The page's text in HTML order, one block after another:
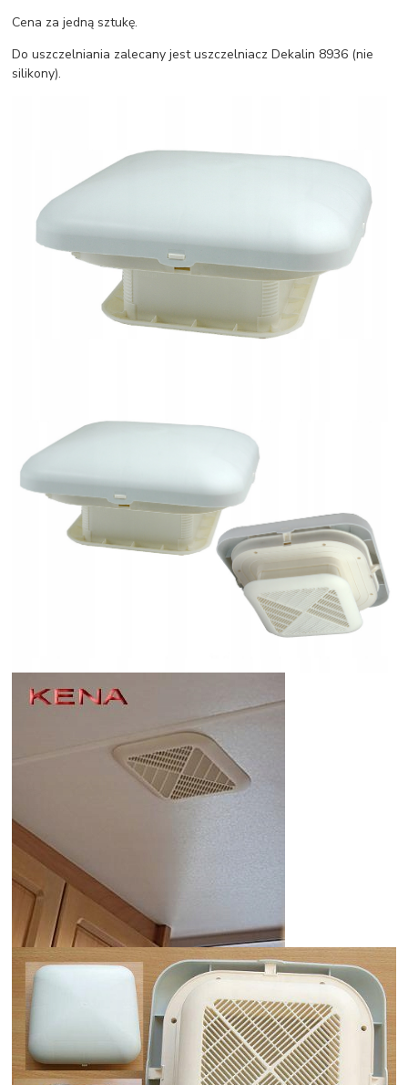
Cena za jedną sztukę.
Do uszczelniania zalecany jest uszczelniacz Dekalin 8936 (nie
silikony).